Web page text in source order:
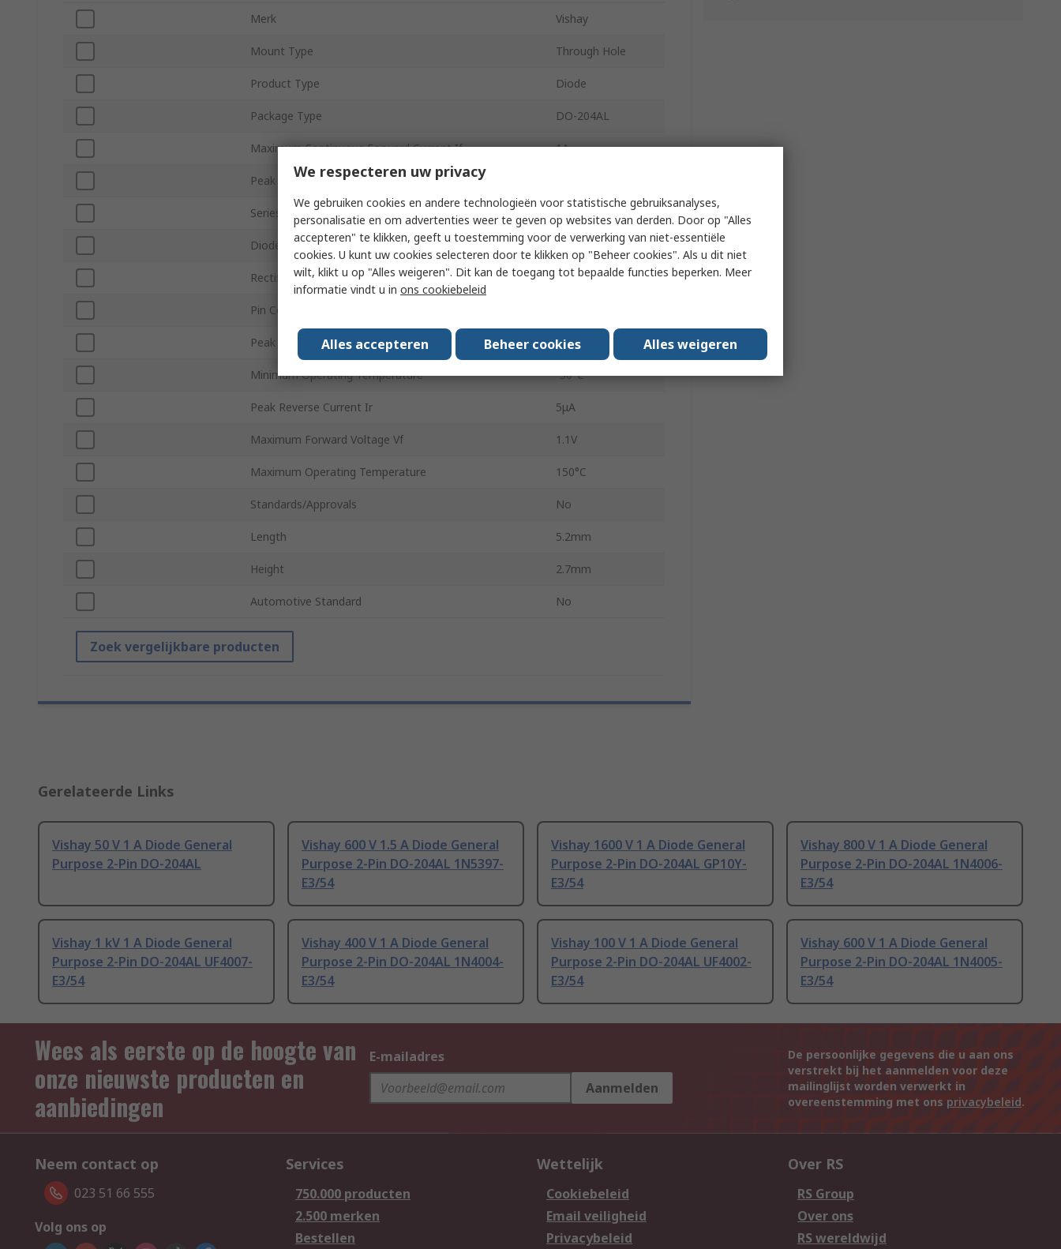
Merk Vishay
Mount Type Through Hole
Product Type Diode
Package Type DO-204AL
Maximum Continuous Forward Current If 1A
Peak Reverse Repetitive Voltage Vrrm
Series 1N4001
Diode Configuration Single
Rectifier Type General Purpose
Pin Count
Peak Non-Repetitive Forward Surge Current Ifsm 45A
Minimum Operating Temperature -50°C
Peak Reverse Current Ir 5μA
Maximum Forward Voltage Vf 1.1V
Maximum Operating Temperature 150°C
Standards/Approvals No
Length 5.2mm
Height 2.7mm
Automotive Standard No
Zoek vergelijkbare producten
Gerelateerde Links
Vishay 50 V 1 A Diode General
Purpose 2-Pin DO-204AL
Vishay 600 V 1.5 A Diode General
Purpose 2-Pin DO-204AL 1N5397-
E3/54
Vishay 1600 V 1 A Diode General
Purpose 2-Pin DO-204AL GP10Y-
E3/54
Vishay 800 V 1 A Diode General
Purpose 2-Pin DO-204AL 1N4006-
E3/54
Vishay 1 kV 1 A Diode General
Purpose 2-Pin DO-204AL UF4007-
E3/54
Vishay 400 V 1 A Diode General
Purpose 2-Pin DO-204AL 1N4004-
E3/54
Vishay 100 V 1 A Diode General
Purpose 2-Pin DO-204AL UF4002-
E3/54
Vishay 600 V 1 A Diode General
Purpose 2-Pin DO-204AL 1N4005-
E3/54
Wees als eerste op de hoogte van
onze nieuwste producten en
aanbiedingen
E-mailadres
Aanmelden
De persoonlijke gegevens die u aan ons
verstrekt bij het aanmelden voor deze
mailinglijst worden verwerkt in
overeenstemming met ons privacybeleid.
Neem contact op
023 51 66 555
Volg ons op
Services
750.000 producten
2.500 merken
Bestellen
Wettelijk
Cookiebeleid
Email veiligheid
Privacybeleid
Over RS
RS Group
Over ons
RS wereldwijd
We respecteren uw privacy
We gebruiken cookies en andere technologieën voor statistische gebruiksanalyses,
personalisatie en om advertenties weer te geven op websites van derden. Door op "Alles
accepteren" te klikken, geeft u toestemming voor de verwerking van niet-essentiële
cookies. U kunt uw cookies selecteren door te klikken op "Beheer cookies". Als u dit niet
wilt, klikt u op "Alles weigeren". Dit kan de toegang tot bepaalde functies beperken. Meer
informatie vindt u in ons cookiebeleid
Alles accepteren Beheer cookies Alles weigeren